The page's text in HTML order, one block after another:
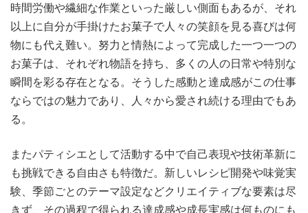
時間労働や繊細な作業といった厳しい側面もあるが、それ
以上に自分が手掛けたお菓子で人々の笑顔を見る喜びは何
物にも代え難い。努力と情熱によって完成した一つ一つの
お菓子は、それぞれ物語を持ち、多くの人の日常や特別な
瞬間を彩る存在となる。そうした感動と達成感がこの仕事
ならではの魅力であり、人々から愛され続ける理由でもあ
る。
またパティシエとして活動する中で自己表現や技術革新に
も挑戦できる自由さも特徴だ。新しいレシピ開発や味覚実
験、季節ごとのテーマ設定などクリエイティブな要素は尽
きず、その過程で得られる達成感や成長実感は何ものにも